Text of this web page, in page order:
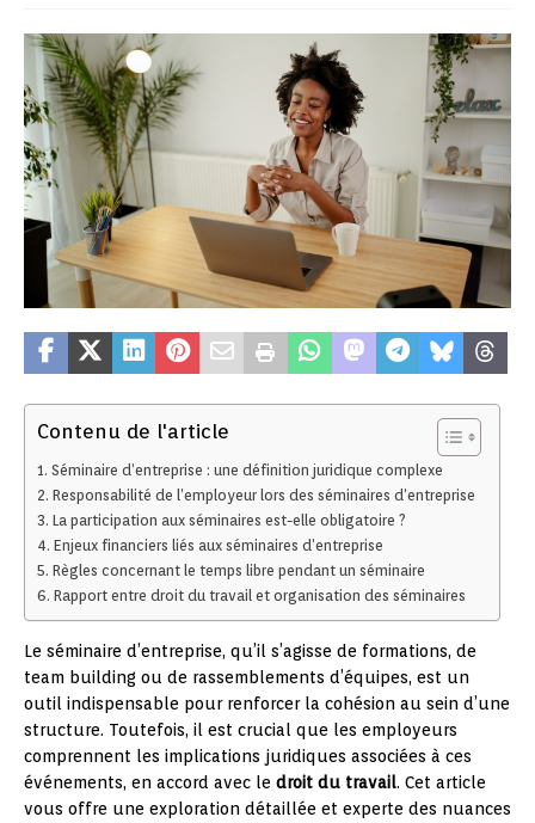
Contenu de l'article
Séminaire d’entreprise : une définition juridique complexe
Responsabilité de l’employeur lors des séminaires d’entreprise
La participation aux séminaires est-elle obligatoire ?
Enjeux financiers liés aux séminaires d’entreprise
Règles concernant le temps libre pendant un séminaire
Rapport entre droit du travail et organisation des séminaires
Le séminaire d’entreprise, qu’il s’agisse de formations, de
team building ou de rassemblements d’équipes, est un
outil indispensable pour renforcer la cohésion au sein d’une
structure. Toutefois, il est crucial que les employeurs
comprennent les implications juridiques associées à ces
événements, en accord avec le droit du travail. Cet article
vous offre une exploration détaillée et experte des nuances